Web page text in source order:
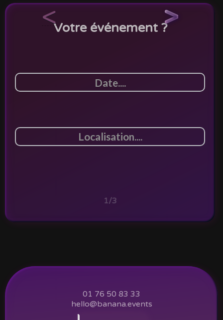
Votre événement ?
1/3
< >
01 76 50 83 33
hello@banana.events